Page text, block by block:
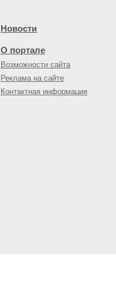
Новости
О портале
Возможности сайта
Реклама на сайте
Контактная информация